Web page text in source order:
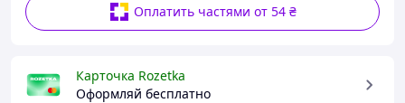
Оплатить частями от 54 ₴
Карточка Rozetka
Оформляй бесплатно